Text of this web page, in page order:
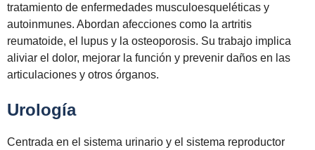
tratamiento de enfermedades musculoesqueléticas y
autoinmunes. Abordan afecciones como la artritis
reumatoide, el lupus y la osteoporosis. Su trabajo implica
aliviar el dolor, mejorar la función y prevenir daños en las
articulaciones y otros órganos.
Urología
Centrada en el sistema urinario y el sistema reproductor